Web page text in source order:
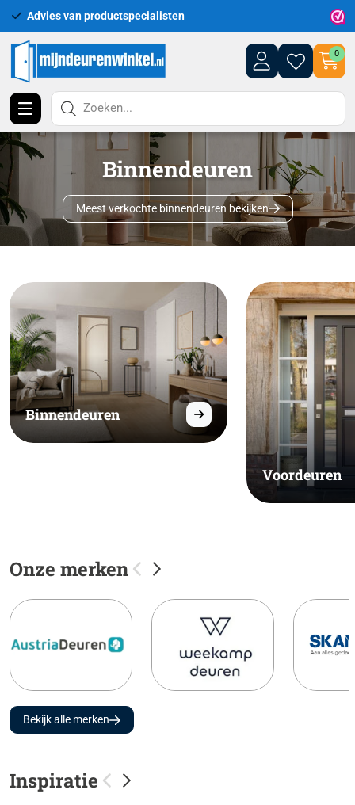
Uitgebreid assortiment uit voorraad leverbaar
0
Zoeken...
Binnendeuren
Meest verkochte binnendeuren bekijken
Binnendeuren
Voordeuren
Onze merken
Bekijk alle merken
Inspiratie